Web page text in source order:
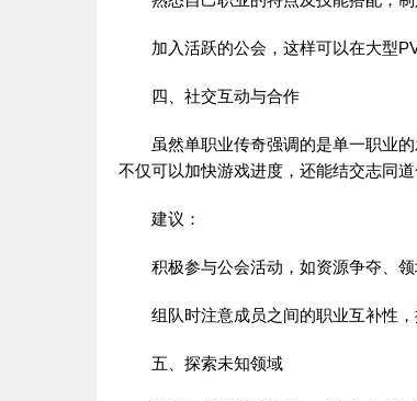
加入活跃的公会，这样可以在大型
四、社交互动与合作
虽然单职业传奇强调的是单一职业
不仅可以加快游戏进度，还能结交志同
建议：
积极参与公会活动，如资源争夺、领
组队时注意成员之间的职业互补性，
五、探索未知领域